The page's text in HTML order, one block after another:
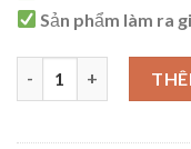
Sản phẩm làm ra